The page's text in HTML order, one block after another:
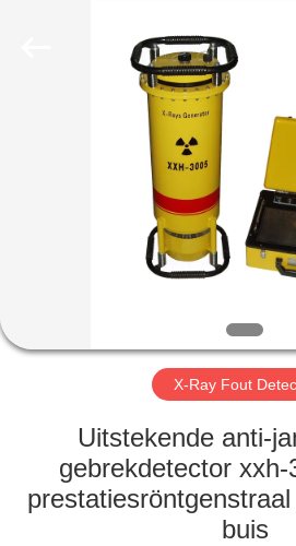
PRODUCTEN
ONGEVEER
FABRIEKSREIS
CONTACTEER
X-Ray Fout
Uitstekende anti-
gebrekdetector
buis